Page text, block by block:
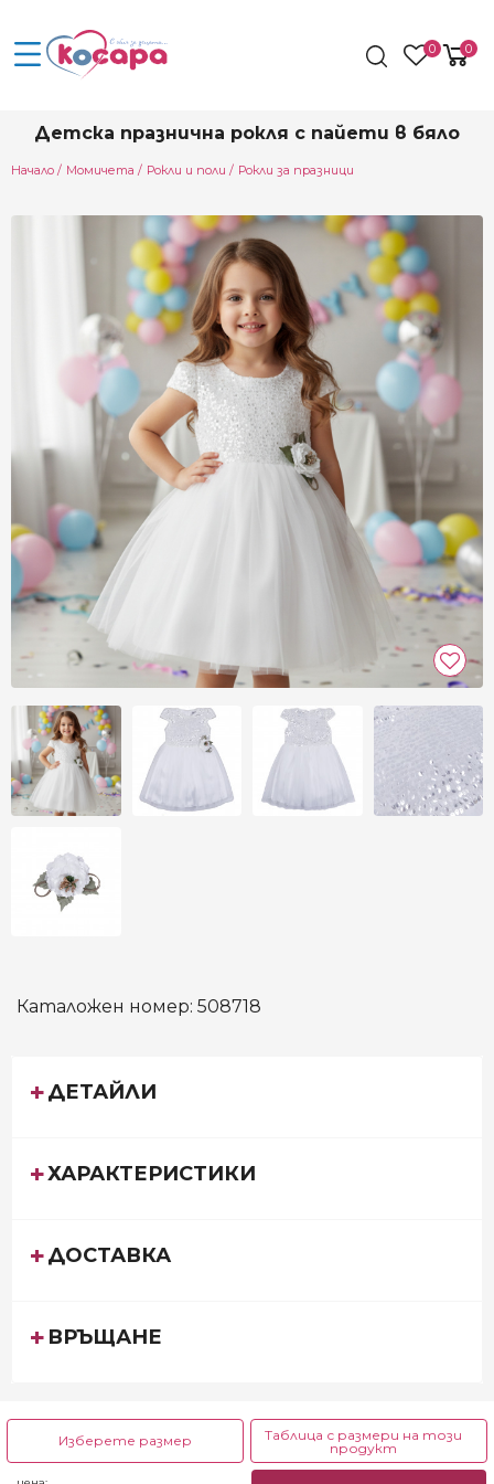
0 0
Детска празнична рокля с пайети в бяло
Начало Момичета Рокли и поли Рокли за празници
Каталожен номер: 508718
ДЕТАЙЛИ
ХАРАКТЕРИСТИКИ
ДОСТАВКА
ВРЪЩАНЕ
Изберете размер
Таблица с размери на този
продукт